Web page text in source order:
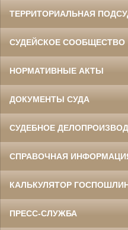
ТЕРРИТОРИАЛЬНАЯ
СУДЕЙСКОЕ СООБЩЕСТВО
НОРМАТИВНЫЕ АКТЫ
ДОКУМЕНТЫ СУДА
СУДЕБНОЕ
СПРАВОЧНАЯ
КАЛЬКУЛЯТОР
ПРЕСС-СЛУЖБА